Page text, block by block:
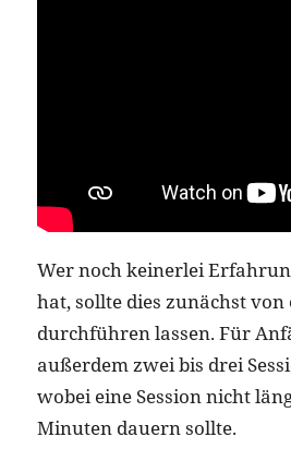
Wer noch keinerlei
hat, sollte dies zunächst
durchführen lassen. Für
außerdem zwei bis drei
wobei eine Session nicht
Minuten dauern sollte.